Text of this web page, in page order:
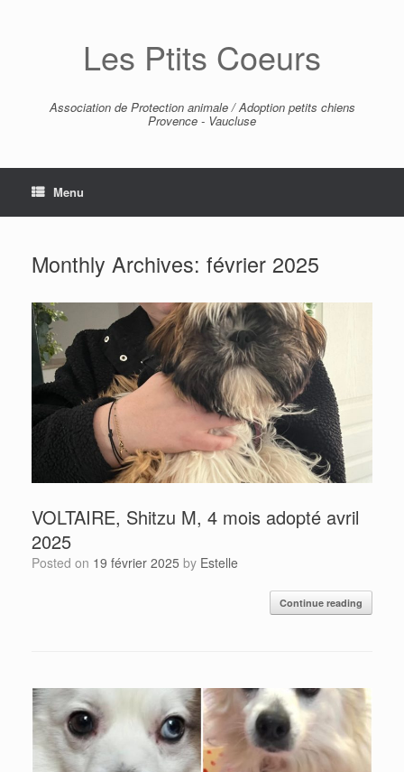
Les Ptits Coeurs
Association de Protection animale / Adoption petits chiens
Provence - Vaucluse
Menu
Monthly Archives: février 2025
VOLTAIRE, Shitzu M, 4 mois adopté avril
2025
Posted on 19 février 2025 by Estelle
Continue reading